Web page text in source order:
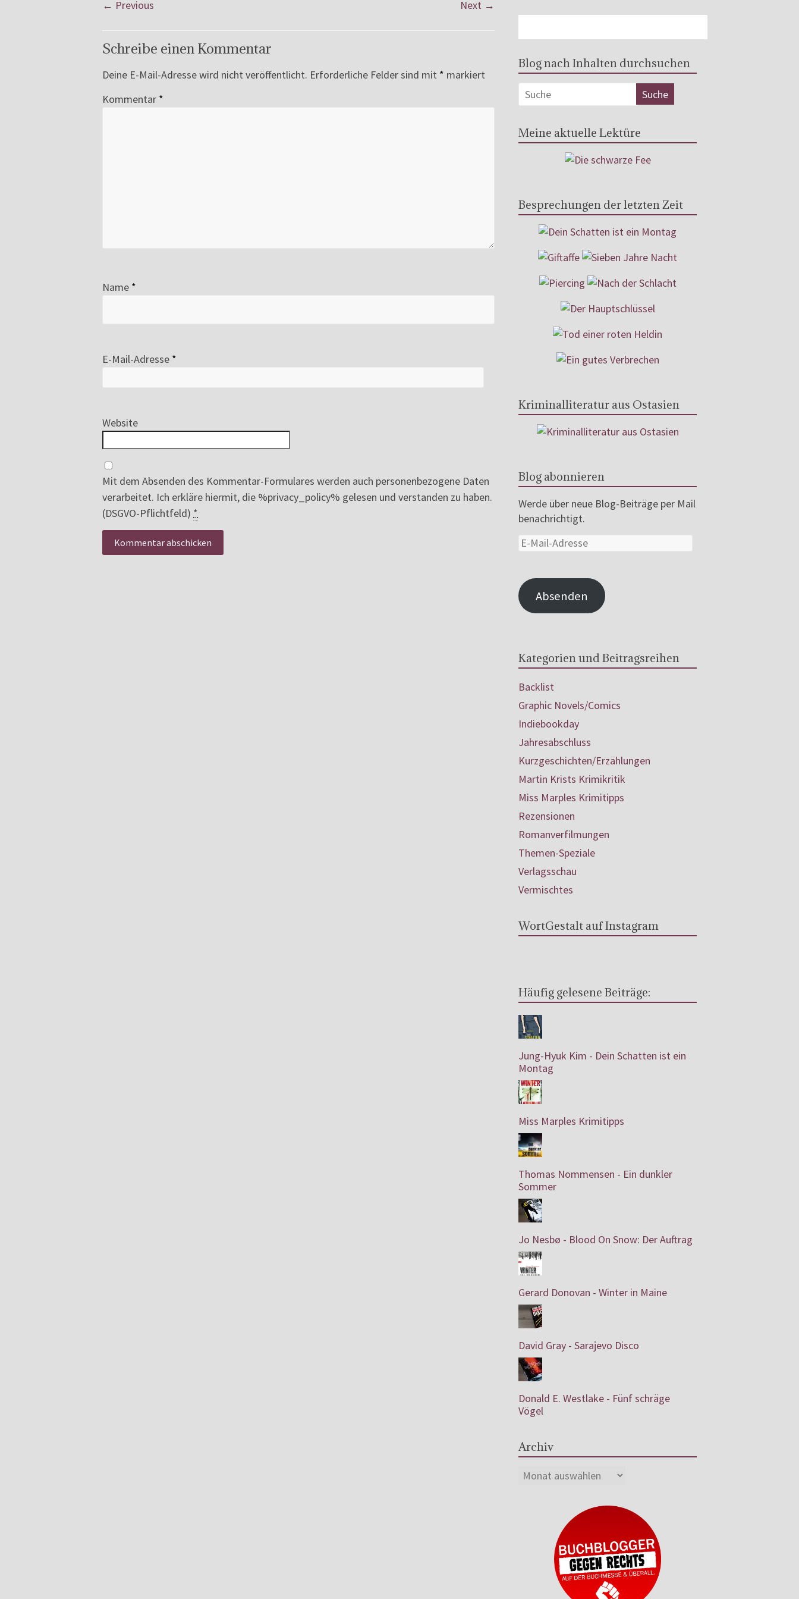
← Previous Next →
Schreibe einen Kommentar
Deine E-Mail-Adresse wird nicht veröffentlicht. Erforderliche Felder sind mit * markiert
Kommentar *
Name *
E-Mail-Adresse *
Website
Mit dem Absenden des Kommentar-Formulares werden auch personenbezogene Daten
verarbeitet. Ich erkläre hiermit, die %privacy_policy% gelesen und verstanden zu haben.
(DSGVO-Pflichtfeld) *
Blog nach Inhalten durchsuchen
Meine aktuelle Lektüre
Besprechungen der letzten Zeit
Kriminalliteratur aus Ostasien
Blog abonnieren
Werde über neue Blog-Beiträge per Mail
benachrichtigt.
Absenden
Kategorien und Beitragsreihen
Backlist
Graphic Novels/Comics
Indiebookday
Jahresabschluss
Kurzgeschichten/Erzählungen
Martin Krists Krimikritik
Miss Marples Krimitipps
Rezensionen
Romanverfilmungen
Themen-Speziale
Verlagsschau
Vermischtes
WortGestalt auf Instagram
Häufig gelesene Beiträge:
Jung-Hyuk Kim - Dein Schatten ist ein
Montag
Miss Marples Krimitipps
Thomas Nommensen - Ein dunkler
Sommer
Jo Nesbø - Blood On Snow: Der Auftrag
Gerard Donovan - Winter in Maine
David Gray - Sarajevo Disco
Donald E. Westlake - Fünf schräge
Vögel
Archiv